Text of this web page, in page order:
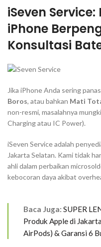
iSeven
iPhone
Konsultasi
Jika iPhone Anda sering
Boros, atau bahkan Mati
non-resmi, masalahnya
Chargingatau IC Power).
iSeven Service adalah
Jakarta Selatan. Kami tidak
ahli dalam perbaikan
kebocoran daya akibat
Baca Juga: SUPER
Produk Apple di
AirPods) & Garansi 6